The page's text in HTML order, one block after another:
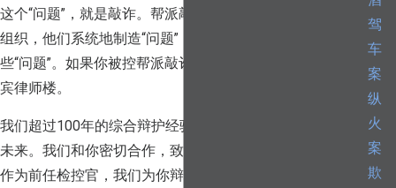
这个“问题”，就是敲诈。帮派敲诈勒索罪主要针对那些犯罪
组织，他们系统地制造“问题”，其目的是收取费用来解决这
些“问题”。如果你被控帮派敲诈勒索罪，立即致电高柏格杜
宾律师楼。
我们超过100年的综合辩护经验让我们能够保护你的权利和
未来。我们和你密切合作，致力于为客户争取成功的结果。
作为前任检控官，我们为你辩护时有很大优势。
驾
车
案
纵
火
案
欺